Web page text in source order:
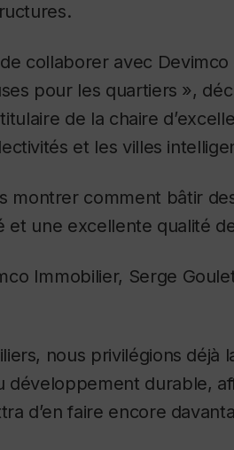
collaborer avec Devimco
pour les quartiers »,
de la chaire
et les villes
montrer comment bâtir
et une excellente qualité
Immobilier, Serge
nous privilégions déjà
développement durable,
d’en faire encore